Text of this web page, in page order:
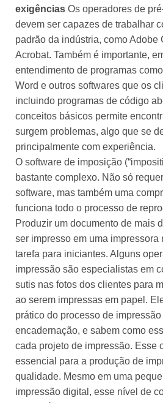
exigências Os operadores de
devem ser capazes de trabalhar
padrão da indústria, como Adobe
Acrobat. Também é importante,
entendimento de programas
Word e outros softwares que os
incluindo programas de código
conceitos básicos permite
surgem problemas, algo que se
principalmente com experiência.
O software de imposição
bastante complexo. Não só
software, mas também uma
funciona todo o processo de
Produzir um documento de mais
ser impresso em uma impressora
tarefa para iniciantes. Alguns
impressão são especialistas em
sutis nas fotos dos clientes para
ao serem impressas em papel.
prático do processo de
encadernação, e sabem como
cada projeto de impressão. Esse
essencial para a produção de
qualidade. Mesmo em uma
impressão digital, esse nível de